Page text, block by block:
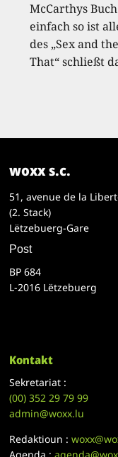
McCarthys
einfach so ist
des „Sex and
That“ schließt
woxx s.c.
51, avenue de la
(2. Stack)
Lëtzebuerg-Gare
Post
BP 684
L-2016 Lëtzebuerg
Kontakt
Sekretariat :
(00)352 29 79 99
admin@woxx.lu
Redaktioun :